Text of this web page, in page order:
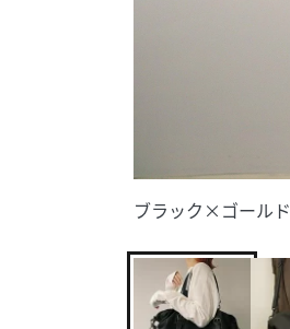
ブラック×ゴールド